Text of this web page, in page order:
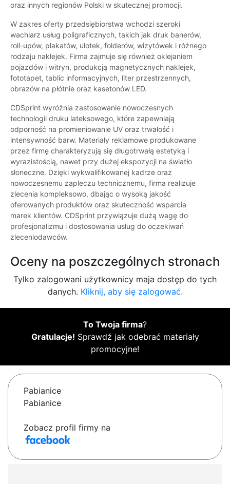
oraz innych regionów Polski w skutecznej promocji.
W zakres oferty przedsiębiorstwa wchodzi szeroki
wachlarz usług poligraficznych, takich jak druk banerów,
roll-upów, plakatów, ulotek, folderów, wizytówek i różnego
rodzaju naklejek. Firma zajmuje się również oklejaniem
pojazdów i witryn, produkcją magnetycznych naklejek,
fototapet, tablic informacyjnych, liter przestrzennych,
obrazów na płótnie oraz kasetonów LED.
CDSprint wyróżnia zastosowanie nowoczesnych
technologii druku lateksowego, które zapewniają
odporność na promieniowanie UV oraz trwałość i
intensywność barw. Materiały reklamowe produkowane
przez firmę charakteryzują się długotrwałą estetyką i
wyrazistością, nawet przy dużej ekspozycji na światło
słoneczne. Dzięki wykwalifikowanej kadrze oraz
nowoczesnemu zapleczu technicznemu, firma realizuje
zlecenia kompleksowo, dbając o wysoką jakość
oferowanych produktów oraz skuteczność wsparcia
marek klientów. CDSprint przywiązuje dużą wagę do
profesjonalizmu i dostosowania usług do oczekiwań
zleceniodawców.
Oceny na poszczególnych stronach
Tylko zalogowani użytkownicy maja dostęp do tych
danych. Kliknij, aby się zalogować.
To Twoja firma?
Gratulacje! Sprawdź jak odebrać materiały
promocyjne!
Pabianice
Pabianice
Zobacz profil firmy na